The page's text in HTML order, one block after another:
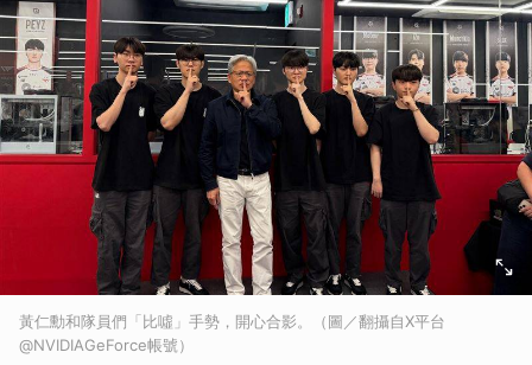
黃仁勳和隊員們「比噓」手勢，開心合影。（圖／翻攝自X平台
@NVIDIAGeForce帳號）